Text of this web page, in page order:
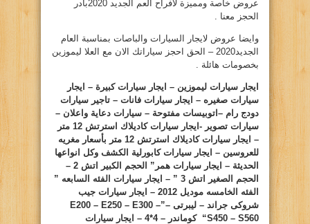
عروض خاصة ومميزة لافراح العم الجديد 2020بادر
الحجز معنا .
وايضا عروض لايجار السيارات والباصات بمناسبة العام
الجديد2020 – الحق احجز سياراتك الان مع العلا ليموزين
بخصومات هائلة .
ايجار سيارات ليموزين – ايجار سيارات كبيرة – ايجار
سيارات صغيره – ايجار سيارات فانات – تاجير سيارات
دودج رام –اتوبيسات مفتوحة – سيارات دعاية واعلان –
سيارات تصوير -ايجار سيارات كاديلاك استرتش 12 متر
– ايجار سيارات كاديلاك استرتش 12 متر بأسعار مغريه
للعروسين – ايجار سيارات كابورلية الكشف وكل انواعها
الحديثة – ايجار سيارات همر” الحجم الكبير اتش 2 –
الحجم الصغير اتش 3 ” – ايجار سيارات الفئه السابعه ”
الفئه الخامسه موديل 2012 – ايجار سيارات جيب
شروكى جراند – ليبرتى –”E200 – E250 – E300 –
S450 – S560
“
كوماندر – 4*4 – ايجار سيارات